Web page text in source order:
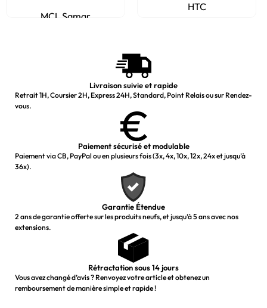
MCL Samar
HTC
Livraison suivie et rapide
Retrait 1H, Coursier 2H, Express 24H, Standard, Point Relais ou sur Rendez-
vous.
Paiement sécurisé et modulable
Paiement via CB, PayPal ou en plusieurs fois (3x, 4x, 10x, 12x, 24x et jusqu’à
36x).
Garantie Étendue
2 ans de garantie offerte sur les produits neufs, et jusqu’à 5 ans avec nos
extensions.
Rétractation sous 14 jours
Vous avez changé d’avis ? Renvoyez votre article et obtenez un
remboursement de manière simple et rapide !